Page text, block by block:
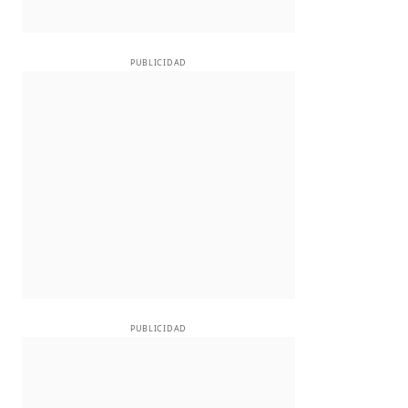
PUBLICIDAD
PUBLICIDAD